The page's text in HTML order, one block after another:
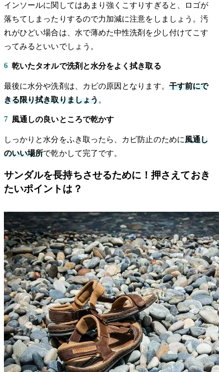
インソールに関してはあまり強くこすりすぎると、ロゴが
落ちてしまったりするので力加減に注意をしましょう。汚
れがひどい場合は、水で薄めた中性洗剤を少し付けてこす
ってみるといいでしょう。
6 乾いたタオルで洗剤と水分をよく拭き取る
最後に水分や洗剤は、カビの原因となります。 干す前にで
きる限り拭き取りましょう。
7 風通しの良いところで乾かす
しっかりと水分をふき取ったら、カビ防止のために風通し
のいい場所で乾かして完了です。
サンダルを長持ちさせるために！押さえておき
たいポイントは？